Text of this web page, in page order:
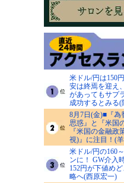
米ドル/円は150
安は終焉を迎え
があってもサプ
成功するとみる(
8月7日(金)■『為
思惑』と『米国
『米国の金融
視)』に注目！(
米ドル/円の160
ンに！ GW介入
152円が下値め
略へ(西原宏一)